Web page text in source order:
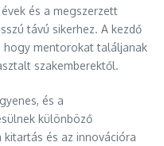
és a megszerzett
távú sikerhez. A kezdő
hogy mentorokat találjanak
szakemberektől.
és a
különböző
és az innovációra